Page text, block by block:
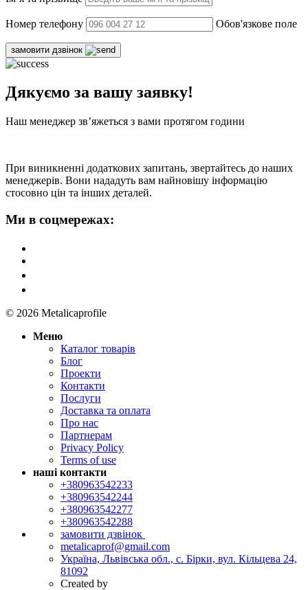
Номер телефону Обов'язкове поле
замовити дзвінок
Дякуємо за вашу заявку!
Наш менеджер зв’яжеться з вами протягом години
При виникненні додаткових запитань, звертайтесь до наших
менеджерів. Вони нададуть вам найновішу інформацію
стосовно цін та інших деталей.
Ми в соцмережах:
© 2026 Metalicaprofile
Меню
Каталог товарів
Блог
Проекти
Контакти
Послуги
Доставка та оплата
Про нас
Партнерам
Privacy Policy
Terms of use
наші контакти
+380963542233
+380963542244
+380963542277
+380963542288
замовити дзвінок
metalicaprof@gmail.com
Україна, Львівська обл., с. Бірки, вул. Кільцева 24,
81092
Created by